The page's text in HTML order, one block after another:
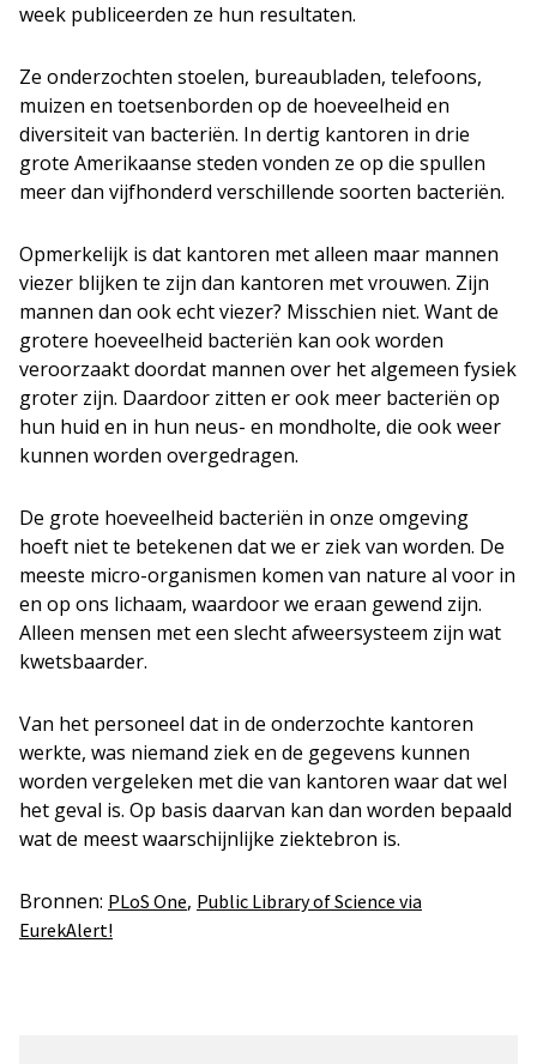
week publiceerden ze hun resultaten.
Ze onderzochten stoelen, bureaubladen, telefoons,
muizen en toetsenborden op de hoeveelheid en
diversiteit van bacteriën. In dertig kantoren in drie
grote Amerikaanse steden vonden ze op die spullen
meer dan vijfhonderd verschillende soorten bacteriën.
Opmerkelijk is dat kantoren met alleen maar mannen
viezer blijken te zijn dan kantoren met vrouwen. Zijn
mannen dan ook echt viezer? Misschien niet. Want de
grotere hoeveelheid bacteriën kan ook worden
veroorzaakt doordat mannen over het algemeen fysiek
groter zijn. Daardoor zitten er ook meer bacteriën op
hun huid en in hun neus- en mondholte, die ook weer
kunnen worden overgedragen.
De grote hoeveelheid bacteriën in onze omgeving
hoeft niet te betekenen dat we er ziek van worden. De
meeste micro-organismen komen van nature al voor in
en op ons lichaam, waardoor we eraan gewend zijn.
Alleen mensen met een slecht afweersysteem zijn wat
kwetsbaarder.
Van het personeel dat in de onderzochte kantoren
werkte, was niemand ziek en de gegevens kunnen
worden vergeleken met die van kantoren waar dat wel
het geval is. Op basis daarvan kan dan worden bepaald
wat de meest waarschijnlijke ziektebron is.
Bronnen: PLoS One, Public Library of Science via
EurekAlert!